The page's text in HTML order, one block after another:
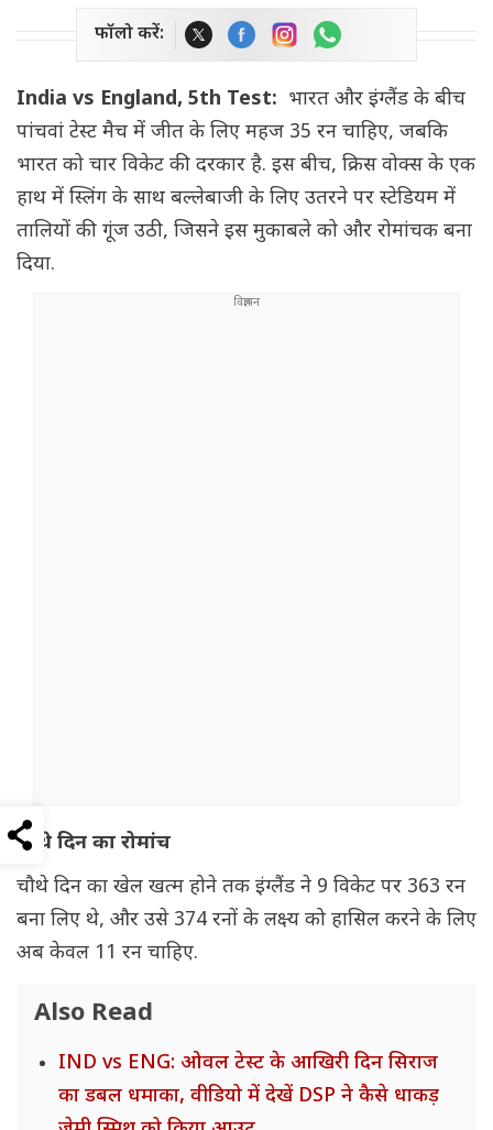
फॉलो करें:
India vs England, 5th Test: भारत और इंग्लैंड के बीच
पांचवां टेस्ट मैच में जीत के लिए महज 35 रन चाहिए, जबकि
भारत को चार विकेट की दरकार है. इस बीच, क्रिस वोक्स के एक
हाथ में स्लिंग के साथ बल्लेबाजी के लिए उतरने पर स्टेडियम में
तालियों की गूंज उठी, जिसने इस मुकाबले को और रोमांचक बना
दिया.
चौथे दिन का रोमांच
चौथे दिन का खेल खत्म होने तक इंग्लैंड ने 9 विकेट पर 363 रन
बना लिए थे, और उसे 374 रनों के लक्ष्य को हासिल करने के लिए
अब केवल 11 रन चाहिए.
Also Read
IND vs ENG: ओवल टेस्ट के आखिरी दिन सिराज
का डबल धमाका, वीडियो में देखें DSP ने कैसे धाकड़